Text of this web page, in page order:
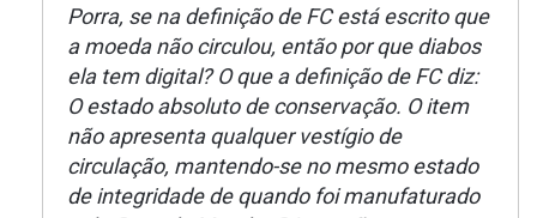
Porra, se na definição de FC está escrito que
a moeda não circulou, então por que diabos
ela tem digital? O que a definição de FC diz:
O estado absoluto de conservação. O item
não apresenta qualquer vestígio de
circulação, mantendo-se no mesmo estado
de integridade de quando foi manufaturado